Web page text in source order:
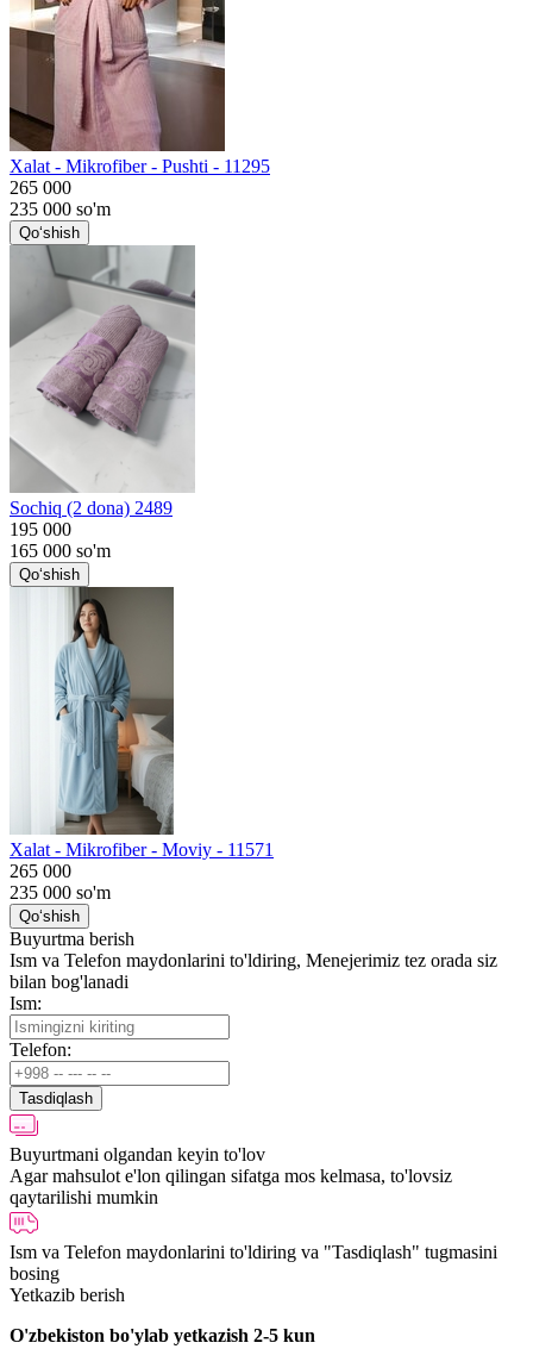
Xalat - Mikrofiber - Pushti - 11295
265 000
235 000 so'm
Qo‘shish
Sochiq (2 dona) 2489
195 000
165 000 so'm
Qo‘shish
Хalat - Mikrofiber - Moviy - 11571
265 000
235 000 so'm
Qo‘shish
Buyurtma berish
Ism va Telefon maydonlarini to'ldiring, Menejerimiz tez orada siz
bilan bog'lanadi
Ism:
Telefon:
Tasdiqlash
Buyurtmani olgandan keyin to'lov
Agar mahsulot e'lon qilingan sifatga mos kelmasa, to'lovsiz
qaytarilishi mumkin
Ism va Telefon maydonlarini to'ldiring va "Tasdiqlash" tugmasini
bosing
Yetkazib berish
O'zbekiston bo'ylab yetkazish 2-5 kun